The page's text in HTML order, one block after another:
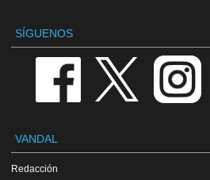
SÍGUENOS
VANDAL
Redacción